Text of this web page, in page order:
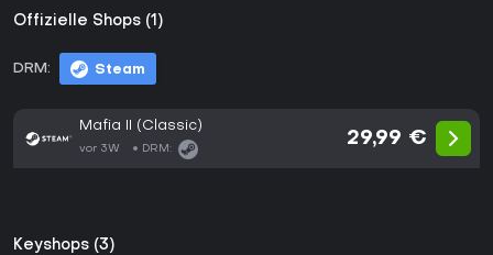
Offizielle Shops (1)
DRM: Steam
Mafia II (Classic)
vor 3W DRM:
29,99 €
Keyshops (3)